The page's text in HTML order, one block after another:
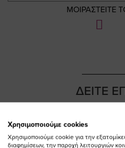
ΜΟΙΡΑΣΤΕΙΤΕ
ΔΕΙΤΕ
Χρησιμοποιούμε cookies
Χρησιμοποιούμε cookie για την
διαφημίσεων, την παροχή λειτουργιών